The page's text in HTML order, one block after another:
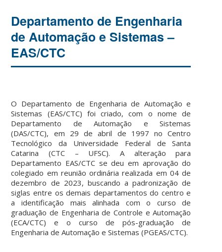
Departamento de Engenharia
de Automação e Sistemas –
EAS/CTC
O Departamento de Engenharia de Automação e
Sistemas (EAS/CTC) foi criado, com o nome de
Departamento de Automação e Sistemas
(DAS/CTC), em 29 de abril de 1997 no Centro
Tecnológico da Universidade Federal de Santa
Catarina (CTC – UFSC). A alteração para
Departamento EAS/CTC se deu em aprovação do
colegiado em reunião ordinária realizada em 04 de
dezembro de 2023, buscando a padronização de
siglas entre os demais departamentos do centro e
a identificação mais alinhada com o curso de
graduação de Engenharia de Controle e Automação
(ECA/CTC) e o curso de pós-graduação de
Engenharia de Automação e Sistemas (PGEAS/CTC).